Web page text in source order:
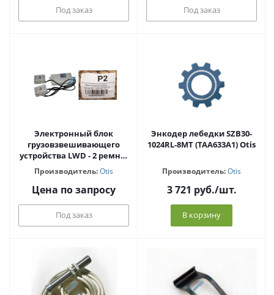
Под заказ Под заказ
Электронный блок
грузовзвешивающего
устройства LWD - 2 ремня,
OTIS GEN2 FAA24270AP2
Производитель:Otis
Цена по запросу
Под заказ
Энкодер лебедки SZB30-
1024RL-8MT (TAA633A1) Otis
Производитель:Otis
3 721 руб./шт.
В корзину